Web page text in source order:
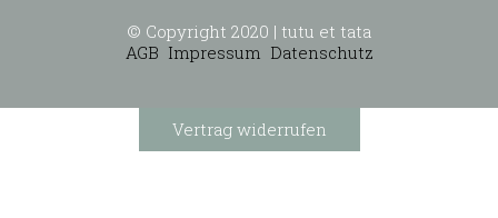
© Copyright 2020 | tutu et tata
AGB Impressum Datenschutz
Vertrag widerrufen